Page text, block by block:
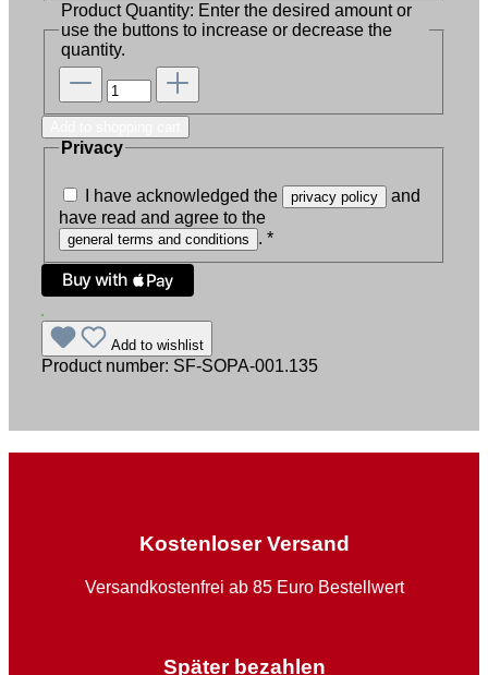
Product Quantity: Enter the desired amount or
use the buttons to increase or decrease the
quantity.
Privacy
I have acknowledged the privacy policy
and
have read and agree to the
general terms and conditions . *
Add to wishlist
Product number: SF-SOPA-001.135
Kostenloser Versand
Versandkostenfrei ab 85 Euro Bestellwert
Später bezahlen